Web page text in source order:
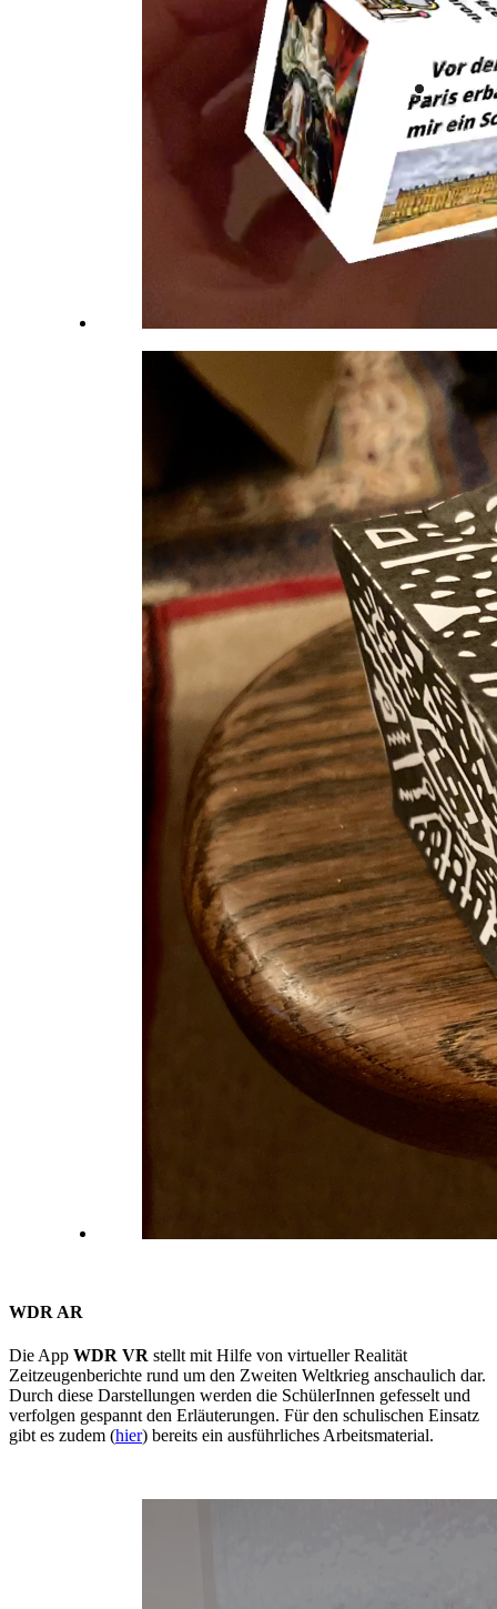
WDR AR
Die App WDR VR stellt mit Hilfe von virtueller Realität
Zeitzeugenberichte rund um den Zweiten Weltkrieg anschaulich dar.
Durch diese Darstellungen werden die SchülerInnen gefesselt und
verfolgen gespannt den Erläuterungen. Für den schulischen Einsatz
gibt es zudem (hier) bereits ein ausführliches Arbeitsmaterial.